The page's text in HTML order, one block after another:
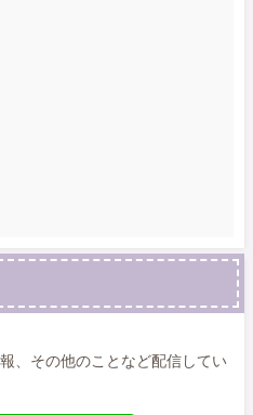
、その他のことなど配信してい